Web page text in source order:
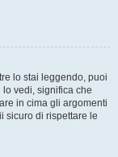
lo stai leggendo, puoi
vedi, significa che
in cima gli argomenti
sicuro di rispettare le